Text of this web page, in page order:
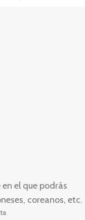
el que podrás
coreanos, etc.